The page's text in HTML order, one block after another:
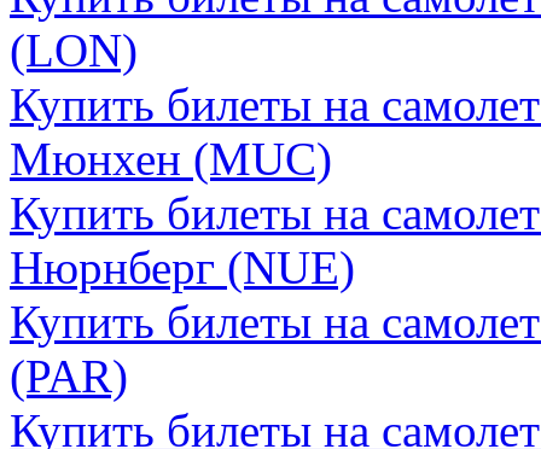
(LON)
Купить билеты на
Мюнхен (MUC)
Купить билеты на
Нюрнберг (NUE)
Купить билеты на
(PAR)
Купить билеты на